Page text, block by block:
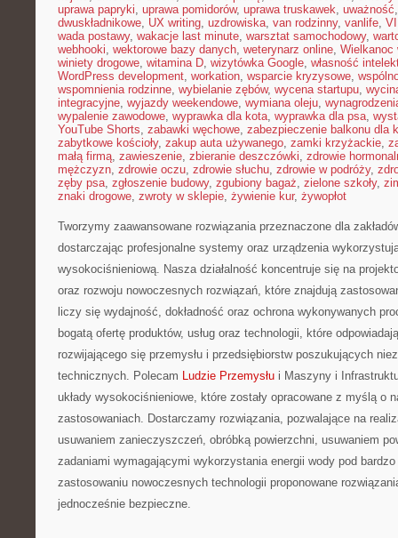
uprawa papryki, uprawa pomidorów, uprawa truskawek, uważność
dwuskładnikowe, UX writing, uzdrowiska, van rodzinny, vanlife,
wada postawy, wakacje last minute, warsztat samochodowy,
webhooki, wektorowe bazy danych, weterynarz online, Wielkanoc
winiety drogowe, witamina D, wizytówka Google, własność
WordPress development, workation, wsparcie kryzysowe,
wspomnienia rodzinne, wybielanie zębów, wycena startupu,
integracyjne, wyjazdy weekendowe, wymiana oleju,
wypalenie zawodowe, wyprawka dla kota, wyprawka dla psa,
YouTube Shorts, zabawki węchowe, zabezpieczenie balkonu dla
zabytkowe kościoły, zakup auta używanego, zamki krzyżackie,
małą firmą, zawieszenie, zbieranie deszczówki, zdrowie
mężczyzn, zdrowie oczu, zdrowie słuchu, zdrowie w podróży,
zęby psa, zgłoszenie budowy, zgubiony bagaż, zielone szkoły,
znaki drogowe, zwroty w sklepie, żywienie kur, żywopłot
Tworzymy zaawansowane rozwiązania przeznaczone dla
dostarczając profesjonalne systemy oraz urządzenia
wysokociśnieniową. Nasza działalność koncentruje się na
oraz rozwoju nowoczesnych rozwiązań, które znajdują
liczy się wydajność, dokładność oraz ochrona wykonywanych
bogatą ofertę produktów, usług oraz technologii, które
rozwijającego się przemysłu i przedsiębiorstw poszukujących
technicznych. Polecam Ludzie Przemysłu i Maszyny i
układy wysokociśnieniowe, które zostały opracowane z myślą o
zastosowaniach. Dostarczamy rozwiązania, pozwalające na
usuwaniem zanieczyszczeń, obróbką powierzchni, usuwaniem
zadaniami wymagającymi wykorzystania energii wody pod
zastosowaniu nowoczesnych technologii proponowane
jednocześnie bezpieczne.